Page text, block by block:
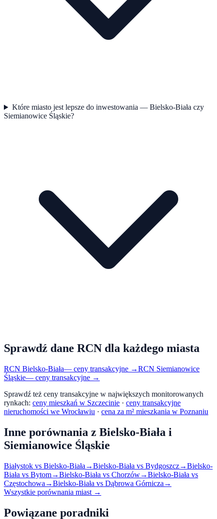
Które miasto jest lepsze do inwestowania — Bielsko-Biała czy
Siemianowice Śląskie?
Sprawdź dane RCN dla każdego miasta
RCN Bielsko-Biała— ceny transakcyjne →RCN Siemianowice
Śląskie— ceny transakcyjne →
Sprawdź też ceny transakcyjne w największych monitorowanych
rynkach: ceny mieszkań w Szczecinie · ceny transakcyjne
nieruchomości we Wrocławiu · cena za m² mieszkania w Poznaniu
Inne porównania z Bielsko-Biała i
Siemianowice Śląskie
Białystok vs Bielsko-Biała →Bielsko-Biała vs Bydgoszcz→Bielsko-
Biała vs Bytom→Bielsko-Biała vs Chorzów→Bielsko-Biała vs
Częstochowa →Bielsko-Biała vs Dąbrowa Górnicza →
Wszystkie porównania miast →
Powiązane poradniki